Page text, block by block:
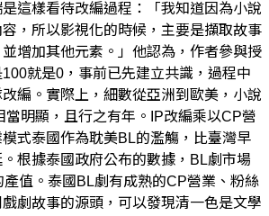
這樣看待改編過程：「我知道因為小說
，所以影視化的時候，主要是擷取故事
增加其他元素。」他認為，作者參與授
就是0，事前已先建立共識，過程中
編。實際上，細數從亞洲到歐美，小說
當明顯，且行之有年。IP改編乘以CP營
式泰國作為耽美BL的濫觴，比臺灣早
根據泰國政府公布的數據，BL劇市場
值。泰國BL劇有成熟的CP營業、粉絲
劇故事的源頭，可以發現清一色是文學